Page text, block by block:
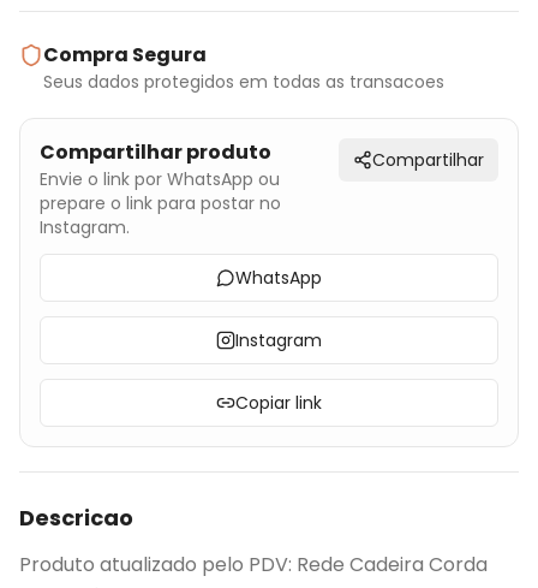
Compra Segura
Seus dados protegidos em todas as transacoes
Compartilhar produto
Envie o link por WhatsApp ou
prepare o link para postar no
Instagram.
Compartilhar
WhatsApp
Instagram
Copiar link
Descricao
Produto atualizado pelo PDV: Rede Cadeira Corda